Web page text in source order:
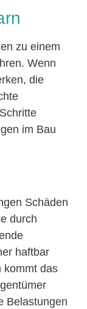
zu einem
Wenn
die
im Bau
Schäden
durch
haftbar
kommt das
Belastungen